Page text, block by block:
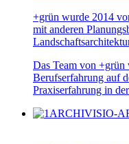
+grün wurde 2014
mit anderen
Das Team von +grün
Berufserfahrung auf
Praxiserfahrung in